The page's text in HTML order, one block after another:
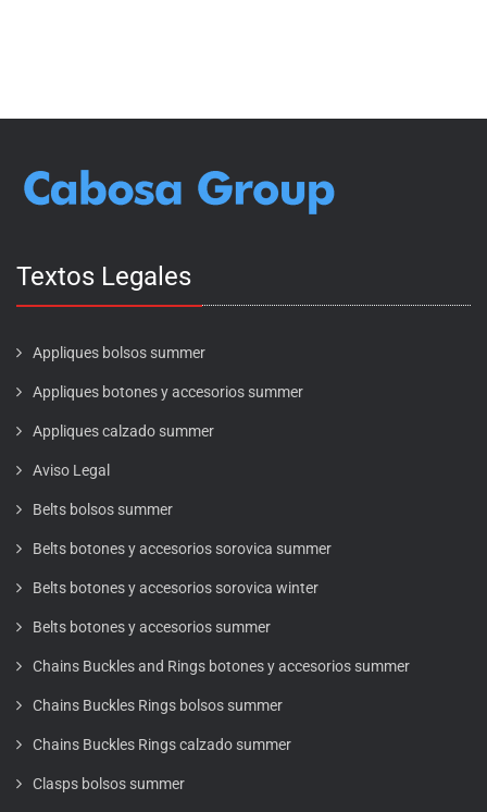
Textos Legales
Appliques bolsos summer
Appliques botones y accesorios summer
Appliques calzado summer
Aviso Legal
Belts bolsos summer
Belts botones y accesorios sorovica summer
Belts botones y accesorios sorovica winter
Belts botones y accesorios summer
Chains Buckles and Rings botones y accesorios summer
Chains Buckles Rings bolsos summer
Chains Buckles Rings calzado summer
Clasps bolsos summer